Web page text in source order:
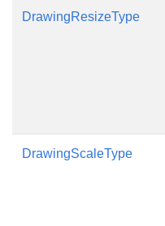
DrawingResizeType
DrawingScaleType